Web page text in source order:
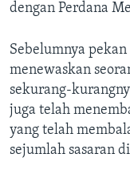
dengan Perdana
Sebelumnya
menewaskan
sekurang-
juga telah
yang telah
sejumlah sasaran